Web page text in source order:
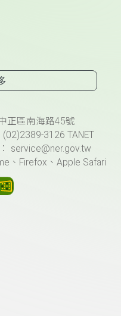
正區南海路45號
3126 TANET
service@ner.gov.tw
、Firefox、Apple Safari